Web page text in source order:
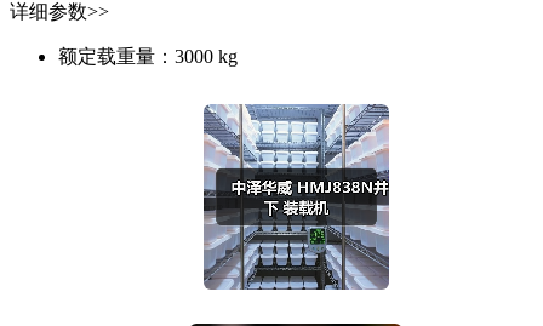
详细参数>>
额定载重量： 3000 kg